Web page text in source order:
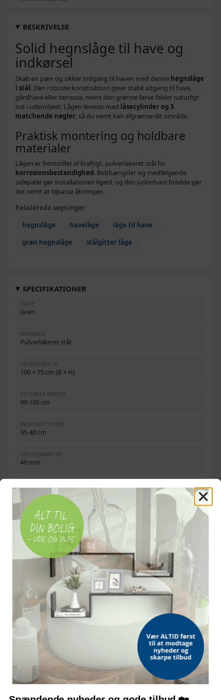
BESKRIVELSE
Solid hegnslåge til have og
indkørsel
Skab en pæn og sikker indgang til haven med denne hegnslåge
i stål. Den robuste konstruktion giver stabil adgang til have,
gårdhave eller terrasse, mens den grønne farve falder naturligt
ind i udemiljøet. Lågen leveres med låsecylinder og 3
matchende nøgler, så du nemt kan afgrænse dit område.
Praktisk montering og holdbare
materialer
Lågen er fremstillet af kraftigt, pulverlakeret stål for
korrosionsbestandighed. Bolthængsler og medfølgende
sidepæle gør installationen ligetil, og den justerbare bredde gør
det nemt at tilpasse åbningen.
Relaterede søgninger
hegnslåge
havelåge
låge til have
grøn hegnslåge
stålgitter låge
SPECIFIKATIONER
FARVE
Grøn
MATERIALE
Pulverlakeret stål
LÅGESTØRRELSE
100 × 75 cm (B × H)
JUSTERBAR BREDDE
99-105 cm
INDBYGGET DYBDE
35-40 cm
STOLPEDIAMETER
48 mm
LÅSBAR
3 matchende nøgler medfølger
2 stolper med bolthængsler for nem installation
OFTE STILLEDE SPØRGSMÅL
Følger der stolper med til montering?
Er lågen låsbar?
Hvilke mål har lågen?
Hvilket materiale er lågen lavet af?
Bemærk: FAQ er vejledende information. Vi tager forbehold for fejl og